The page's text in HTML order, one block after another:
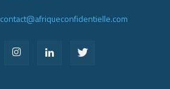
contact@afriqueconfidentielle.com